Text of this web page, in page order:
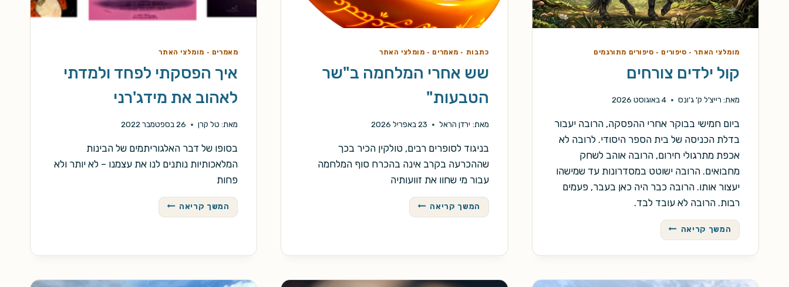
מומלצי האתר· סיפורים · סיפורים מתורגמים
קול ילדים צורחים
מאת: רייצ'ל ק' ג'ונס 4 באוגוסט 2026
ביום חמישי בבוקר אחרי ההפסקה, הרובה יעבור
בדלת הכניסה של בית הספר היסודי. לרובה לא
אכפת מתרגולי חירום, הרובה אוהב לשחק
מחבואים. הרובה ישוטט במסדרונות עד שמישהו
יעצור אותו. הרובה כבר היה כאן בעבר, פעמים
רבות. הרובה לא עובד לבד.
המשך קריאה קול
ילדים
כתבות · מאמרים · מומלצי האתר
שש אחרי המלחמה ב"שר
הטבעות"
מאת: ירדן הראל 23 באפריל 2026
בניגוד לסופרים רבים, טולקין הכיר בכך
שההכרעה בקרב אינה בהכרח סוף המלחמה
עבור מי שחוו את זוועותיה
המשך קריאהשש
אחרי
מאמרים · מומלצי האתר
איך הפסקתי לפחד ולמדתי
לאהוב את מידג'רני
מאת: טל קרן 26 בספטמבר 2022
בסופו של דבר האלגוריתמים של הבינות
המלאכותיות נותנים לנו את עצמנו – לא יותר ולא
פחות
המשך קריאה איך
הפסקתי